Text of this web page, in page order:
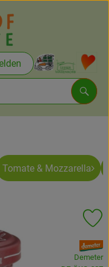
oder
Rezepte
Tomate & Mozzarella
, Verband:
Demeter